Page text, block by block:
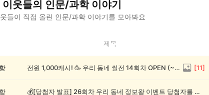
이웃들의 인문/과학이야기
들이 직접 올린 인문/과학 이야기를 모아봐요
제목
전원 1,000캐시! 🥳 우리 동네 썰전 14회차 OPEN (~8/17) [11]
💰[당첨자 발표] 26회차 우리 동네 정보왕 이벤트 당첨자를 발표합니다!